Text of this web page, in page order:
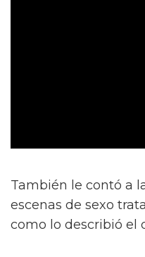
También le contó a
escenas de sexo
como lo describió el